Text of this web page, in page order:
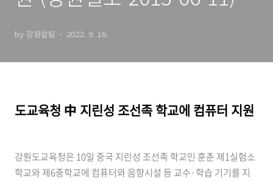
by 강원살림 2022. 9. 16.
도교육청 中 지린성 조선족 학교에 컴퓨터 지원
강원도교육청은 10일 중국 지린성 조선족 학교인 훈춘 제1실험소
학교와 제6중학교에 컴퓨터와 음향시설 등 교수·학습 기기를 지